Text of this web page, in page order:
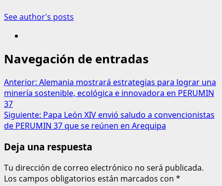
See author's posts
Navegación de entradas
Anterior: Alemania mostrará estrategias para lograr una
minería sostenible, ecológica e innovadora en PERUMIN
37
Siguiente: Papa León XIV envió saludo a convencionistas
de PERUMIN 37 que se reúnen en Arequipa
Deja una respuesta
Tu dirección de correo electrónico no será publicada.
Los campos obligatorios están marcados con *